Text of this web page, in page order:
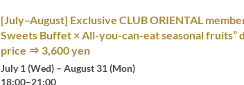
[July–August] Exclusive CLUB ORIENTAL
Sweets Buffet × All-you-can-eat seasonal
price ⇒ 3,600 yen
July 1 (Wed) – August 31 (Mon)
18:00–21:00